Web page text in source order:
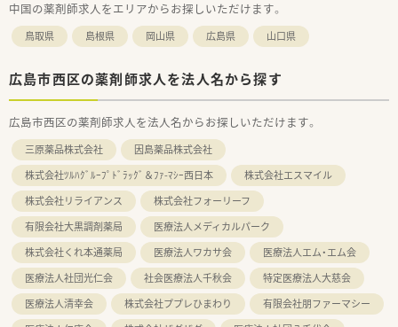
中国の薬剤師求人をエリアからお探しいただけます。
鳥取県 島根県 岡山県 広島県 山口県
広島市西区の薬剤師求人を法人名から探す
広島市西区の薬剤師求人を法人名からお探しいただけます。
三原薬品株式会社
因島薬品株式会社
株式会社ﾂﾙﾊｸﾞﾙｰﾌﾟﾄﾞﾗｯｸﾞ＆ﾌｧ-ﾏｼｰ西日本
株式会社エスマイル
株式会社リライアンス
株式会社フォーリーフ
有限会社大黒調剤薬局
医療法人メディカルパーク
株式会社くれ本通薬局
医療法人ワカサ会
医療法人エム・エム会
医療法人社団光仁会
社会医療法人千秋会
特定医療法人大慈会
医療法人清幸会
株式会社ププレひまわり
有限会社朋ファーマシー